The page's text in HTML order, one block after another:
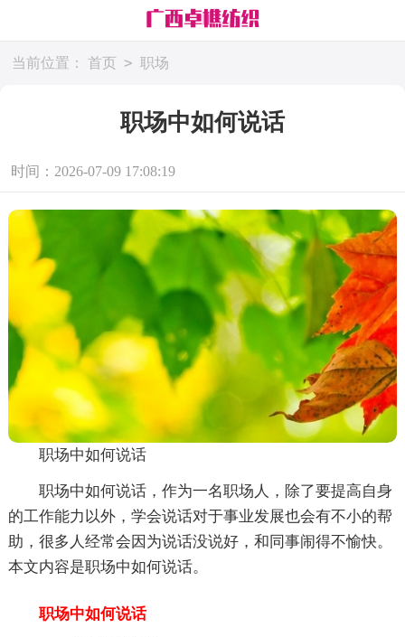
当前位置： 首页 > 职场
职场中如何说话
时间：2026-07-09 17:08:19
职场中如何说话
职场中如何说话，作为一名职场人，除了要提高自身
的工作能力以外，学会说话对于事业发展也会有不小的帮
助，很多人经常会因为说话没说好，和同事闹得不愉快。
本文内容是职场中如何说话。
职场中如何说话